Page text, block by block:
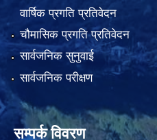
वार्षिक प्रगति प्रतिवेदन
चौमासिक प्रगति प्रतिवेदन
सार्वजनिक सुनुवाई
सार्वजनिक परीक्षण
सम्पर्क विवरण